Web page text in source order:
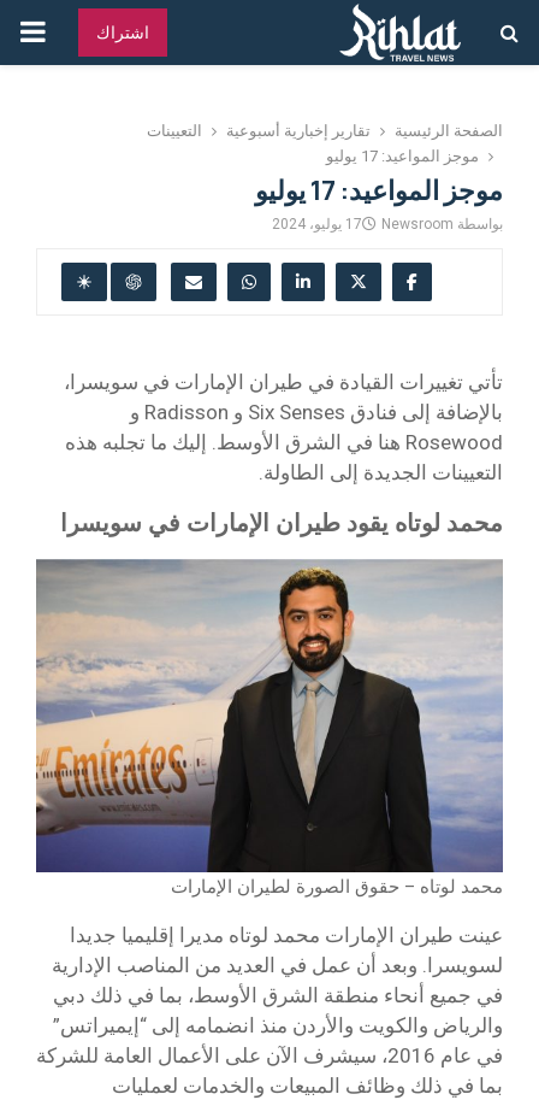
اشتراك
الصفحة الرئيسية تقارير إخبارية أسبوعية
التعيينات
موجز المواعيد: 17 يوليو
موجز المواعيد: 17 يوليو
بواسطة Newsroom 17 يوليو، 2024
تأتي تغييرات القيادة في طيران الإمارات في سويسرا،
بالإضافة إلى فنادق Six Senses و Radisson و
Rosewood هنا في الشرق الأوسط. إليك ما تجلبه هذه
التعيينات الجديدة إلى الطاولة.
محمد لوتاه يقود طيران الإمارات في سويسرا
محمد لوتاه – حقوق الصورة لطيران الإمارات
عينت طيران الإمارات محمد لوتاه مديرا إقليميا جديدا
لسويسرا. وبعد أن عمل في العديد من المناصب الإدارية
في جميع أنحاء منطقة الشرق الأوسط، بما في ذلك دبي
والرياض والكويت والأردن منذ انضمامه إلى “إيميراتس”
في عام 2016، سيشرف الآن على الأعمال العامة للشركة
بما في ذلك وظائف المبيعات والخدمات لعمليات